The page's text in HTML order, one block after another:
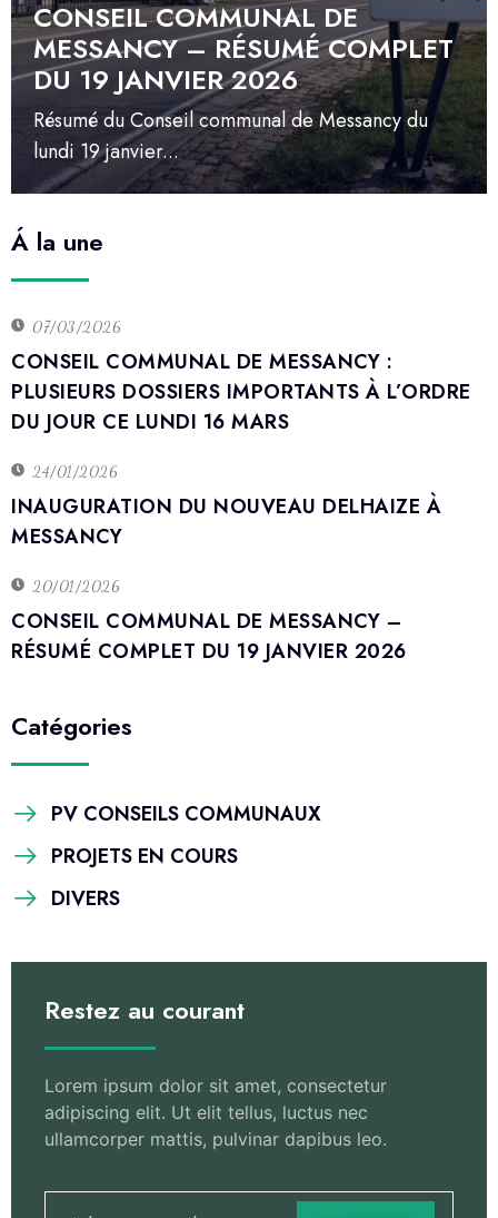
Á la une
07/03/2026
CONSEIL COMMUNAL DE MESSANCY :
PLUSIEURS DOSSIERS IMPORTANTS À L’ORDRE
DU JOUR CE LUNDI 16 MARS
24/01/2026
INAUGURATION DU NOUVEAU DELHAIZE À
MESSANCY
20/01/2026
CONSEIL COMMUNAL DE MESSANCY –
RÉSUMÉ COMPLET DU 19 JANVIER 2026
Catégories
PV CONSEILS COMMUNAUX
PROJETS EN COURS
DIVERS
Restez au courant
Lorem ipsum dolor sit amet, consectetur
adipiscing elit. Ut elit tellus, luctus nec
ullamcorper mattis, pulvinar dapibus leo.
CONSEIL COMMUNAL DE
MESSANCY – RÉSUMÉ COMPLET
DU 19 JANVIER 2026
Résumé du Conseil communal de Messancy du
lundi 19 janvier...